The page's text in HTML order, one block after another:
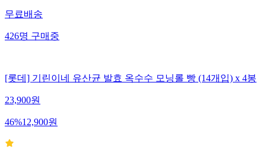
무료배송
426명구매중
[롯데] 기린이네 유산균 발효 옥수수 모닝롤 빵 (14개입) x 4봉
23,900원
46%12,900원